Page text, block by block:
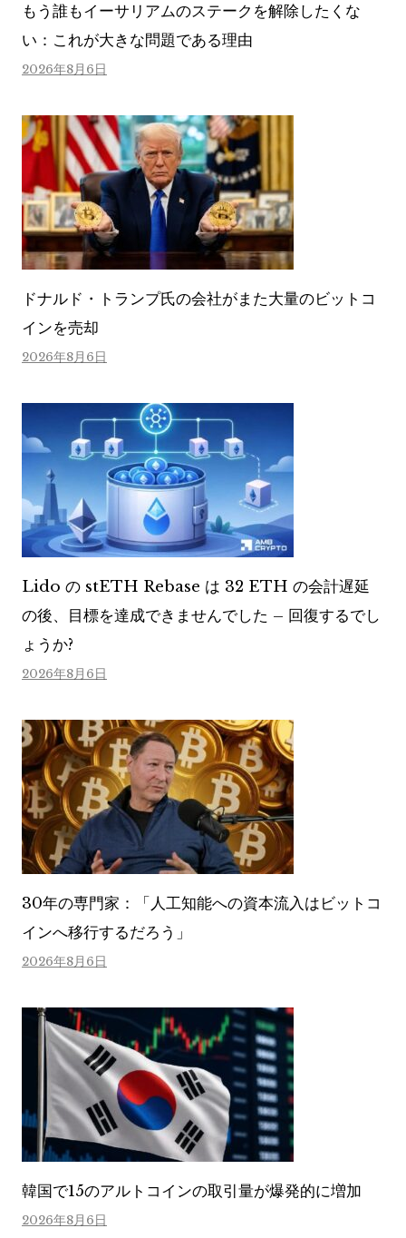
もう誰もイーサリアムのステークを解除したくな
い：これが大きな問題である理由
2026年8月6日
ドナルド・トランプ氏の会社がまた大量のビットコ
インを売却
2026年8月6日
Lido の stETH Rebase は 32 ETH の会計遅延
の後、目標を達成できませんでした – 回復するでし
ょうか?
2026年8月6日
30年の専門家：「人工知能への資本流入はビットコ
インへ移行するだろう」
2026年8月6日
韓国で15のアルトコインの取引量が爆発的に増加
2026年8月6日